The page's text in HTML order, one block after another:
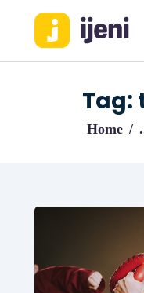
Tag:
Home
ACCUEIL